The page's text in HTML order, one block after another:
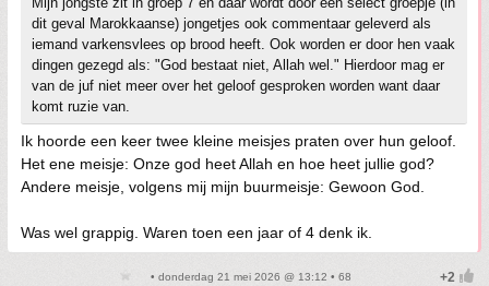
dit geval Marokkaanse) jongetjes ook commentaar geleverd als
iemand varkensvlees op brood heeft. Ook worden er door hen vaak
dingen gezegd als: "God bestaat niet, Allah wel." Hierdoor mag er
van de juf niet meer over het geloof gesproken worden want daar
komt ruzie van.
Ik hoorde een keer twee kleine meisjes praten over hun geloof.
Het ene meisje: Onze god heet Allah en hoe heet jullie god?
Andere meisje, volgens mij mijn buurmeisje: Gewoon God.
Was wel grappig. Waren toen een jaar of 4 denk ik.
• donderdag 21 mei 2026 @ 13:12 • 68